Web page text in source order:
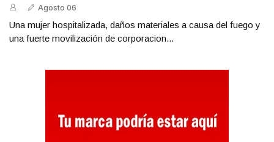
Agosto 06
Una mujer hospitalizada, daños materiales a causa del fuego y
una fuerte movilización de corporacion...